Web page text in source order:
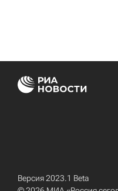
Версия 2023.1 Beta